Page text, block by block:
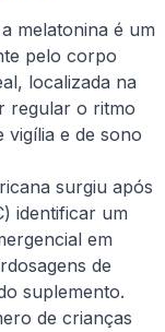
melatonina é um
pelo corpo
localizada na
regular o ritmo
e de sono
surgiu após
identificar um
em
de
suplemento.
de crianças